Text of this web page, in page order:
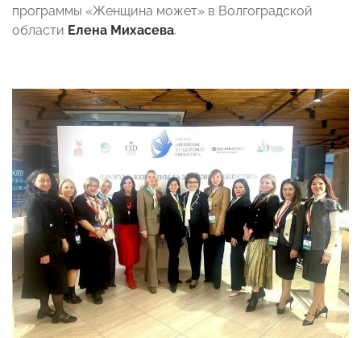
программы «Женщина может» в Волгоградской
области Елена Михасева.